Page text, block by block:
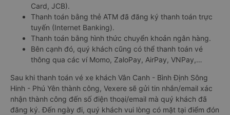
Card, JCB).
Thanh toán bằng thẻ ATM đã đăng ký thanh toán trực
tuyến (Internet Banking).
Thanh toán bằng hình thức chuyển khoản ngân hàng.
Bên cạnh đó, quý khách cũng có thể thanh toán vé
thông qua các ví Momo, ZaloPay, AirPay, VNPay,…
Sau khi thanh toán vé xe khách Vân Canh - Bình Định Sông
Hinh - Phú Yên thành công, Vexere sẽ gửi tin nhắn/email xác
nhận thành công đến số điện thoại/email mà quý khách đã
đăng ký. Đến ngày đi, quý khách vui lòng có mặt tại điểm đón